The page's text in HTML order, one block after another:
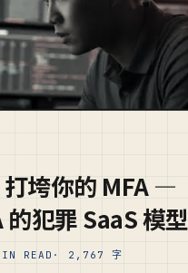
垮你的 MFA —
犯罪 SaaS 模型
READ · 2,767 字